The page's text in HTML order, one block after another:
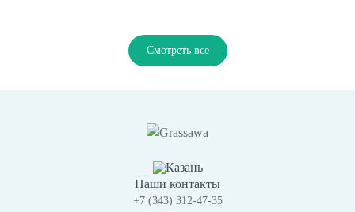
Смотреть все
Казань
Наши контакты
+7 (343) 312-47-35